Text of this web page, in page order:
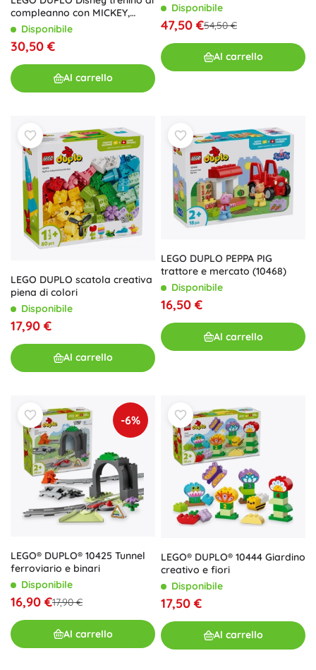
compleanno con MICKEY,
MINNIE e PLUTO
Disponibile
30,50 €
Al carrello
con animaletti
Disponibile
47,50 €54,50 €
Al carrello
LEGO DUPLO scatola creativa
piena di colori
Disponibile
17,90 €
Al carrello
LEGO DUPLO PEPPA PIG
trattore e mercato (10468)
Disponibile
16,50 €
Al carrello
-6%
LEGO® DUPLO® 10425 Tunnel
ferroviario e binari
Disponibile
16,90 €17,90 €
Al carrello
LEGO® DUPLO® 10444 Giardino
creativo e fiori
Disponibile
17,50 €
Al carrello